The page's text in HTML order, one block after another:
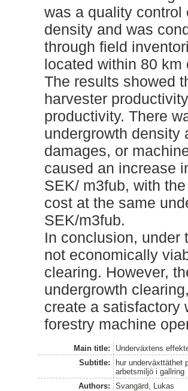
was a quality control
density and was
through field
located within 80 km
The results showed
harvester
productivity. There
undergrowth density
damages, or
caused an increase
SEK/ m3fub, with
cost at the same
SEK/m3fub.
In conclusion, under
not economically
clearing. However,
undergrowth
create a satisfactory
forestry machine
Main title:
Underväxtens
Subtitle:
hur underväxttäthet
arbetsmiljö i gallring
Authors:
Svangärd, Lukas